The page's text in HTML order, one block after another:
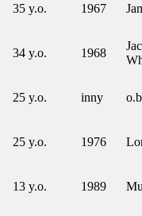
35 y.o. 1967
34 y.o. 1968
25 y.o. inny
25 y.o. 1976
13 y.o. 1989